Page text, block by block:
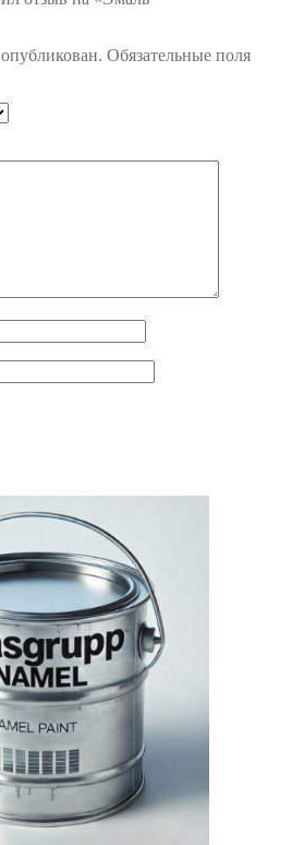
Обязательные поля